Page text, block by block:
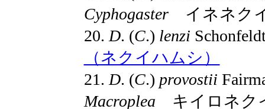
Cyphogaster イネネク
20. D. (C.) lenzi
（ネクイハムシ）
21. D. (C.) provostii
Macroplea キイロネク